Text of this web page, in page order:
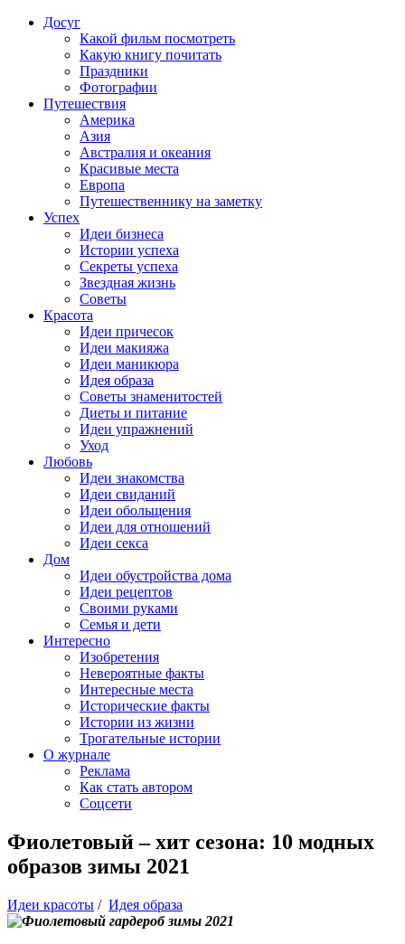
Досуг
Какой фильм посмотреть
Какую книгу почитать
Праздники
Фотографии
Путешествия
Америка
Азия
Австралия и океания
Красивые места
Европа
Путешественнику на заметку
Успех
Идеи бизнеса
Истории успеха
Секреты успеха
Звездная жизнь
Советы
Красота
Идеи причесок
Идеи макияжа
Идеи маникюра
Идея образа
Советы знаменитостей
Диеты и питание
Идеи упражнений
Уход
Любовь
Идеи знакомства
Идеи свиданий
Идеи обольщения
Идеи для отношений
Идеи секса
Дом
Идеи обустройства дома
Идеи рецептов
Своими руками
Семья и дети
Интересно
Изобретения
Невероятные факты
Интересные места
Исторические факты
Истории из жизни
Трогательные истории
О журнале
Реклама
Как стать автором
Соцсети
Фиолетовый – хит сезона: 10 модных
образов зимы 2021
Идеи красоты / Идея образа